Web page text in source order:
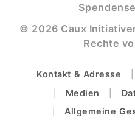
© 2026 Caux
Rechte
Kontakt & Adresse
Medien
Allgemeine